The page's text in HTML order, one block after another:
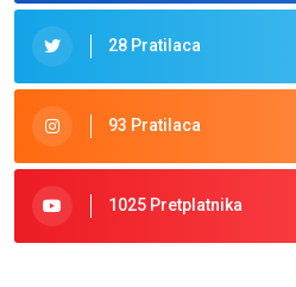
28 Pratilaca
93 Pratilaca
1025 Pretplatnika